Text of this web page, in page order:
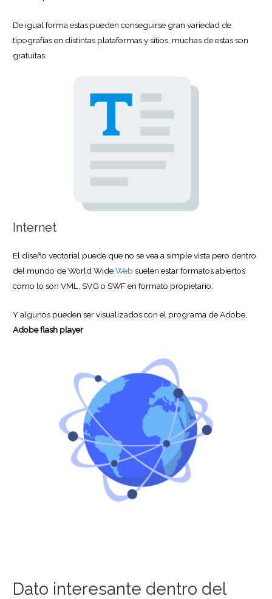
De igual forma estas pueden conseguirse gran variedad de
tipografías en distintas plataformas y sitios, muchas de estas son
gratuitas.
Internet
El diseño vectorial puede que no se vea a simple vista pero dentro
del mundo de World WideWeb suelen estar formatos abiertos
como lo son VML, SVG o SWF en formato propietario.
Y algunos pueden ser visualizados con el programa de Adobe,
Adobe flash player
Dato interesante dentro del